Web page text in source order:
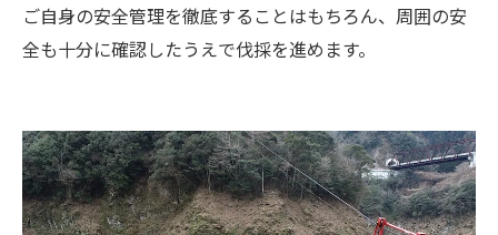
ご自身の安全管理を徹底することはもちろん、周囲の安
全も十分に確認したうえで伐採を進めます。